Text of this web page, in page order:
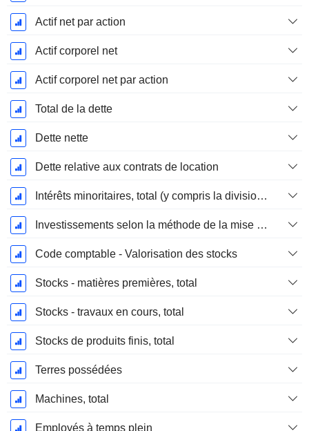
Actif net par action
Actif corporel net
Actif corporel net par action
Total de la dette
Dette nette
Dette relative aux contrats de location
Intérêts minoritaires, total (y compris la division financière)
Investissements selon la méthode de la mise en équivalence, total
Code comptable - Valorisation des stocks
Stocks - matières premières, total
Stocks - travaux en cours, total
Stocks de produits finis, total
Terres possédées
Machines, total
Employés à temps plein